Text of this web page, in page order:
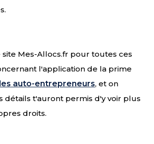
Mes-Allocs.fr pour toutes ces
l'application de la prime
les auto-entrepreneurs, et on
détails t'auront permis d'y voir plus
droits.